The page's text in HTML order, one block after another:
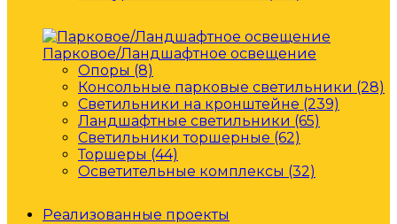
Парковое/Ландшафтное освещение
Опоры (8)
Консольные парковые светильники (28)
Светильники на кронштейне (239)
Ландшафтные светильники (65)
Светильники торшерные (62)
Торшеры (44)
Осветительные комплексы (32)
Реализованные проекты